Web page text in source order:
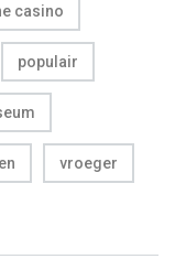
casino
populair
vroeger